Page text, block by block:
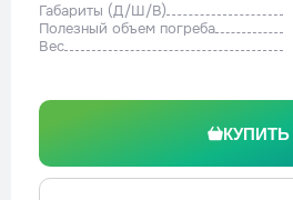
Габариты (Д/Ш/В)
Полезный объем погреба
Вес
КУПИТЬ